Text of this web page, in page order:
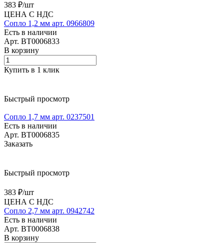
383 ₽/шт
ЦЕНА С НДС
Сопло 1,2 мм арт. 0966809
Есть в наличии
Арт. BT0006833
В корзину
Купить в 1 клик
Быстрый просмотр
Сопло 1,7 мм арт. 0237501
Есть в наличии
Арт. BT0006835
Заказать
Быстрый просмотр
383 ₽/шт
ЦЕНА С НДС
Сопло 2,7 мм арт. 0942742
Есть в наличии
Арт. BT0006838
В корзину